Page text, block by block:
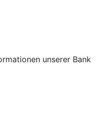
unserer Bank